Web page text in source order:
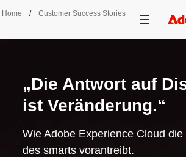
Home / Customer Success Stories Smart Europe
„Die Antwort auf
ist Veränderung.“
Wie Adobe Experience Cloud die
des smarts vorantreibt.